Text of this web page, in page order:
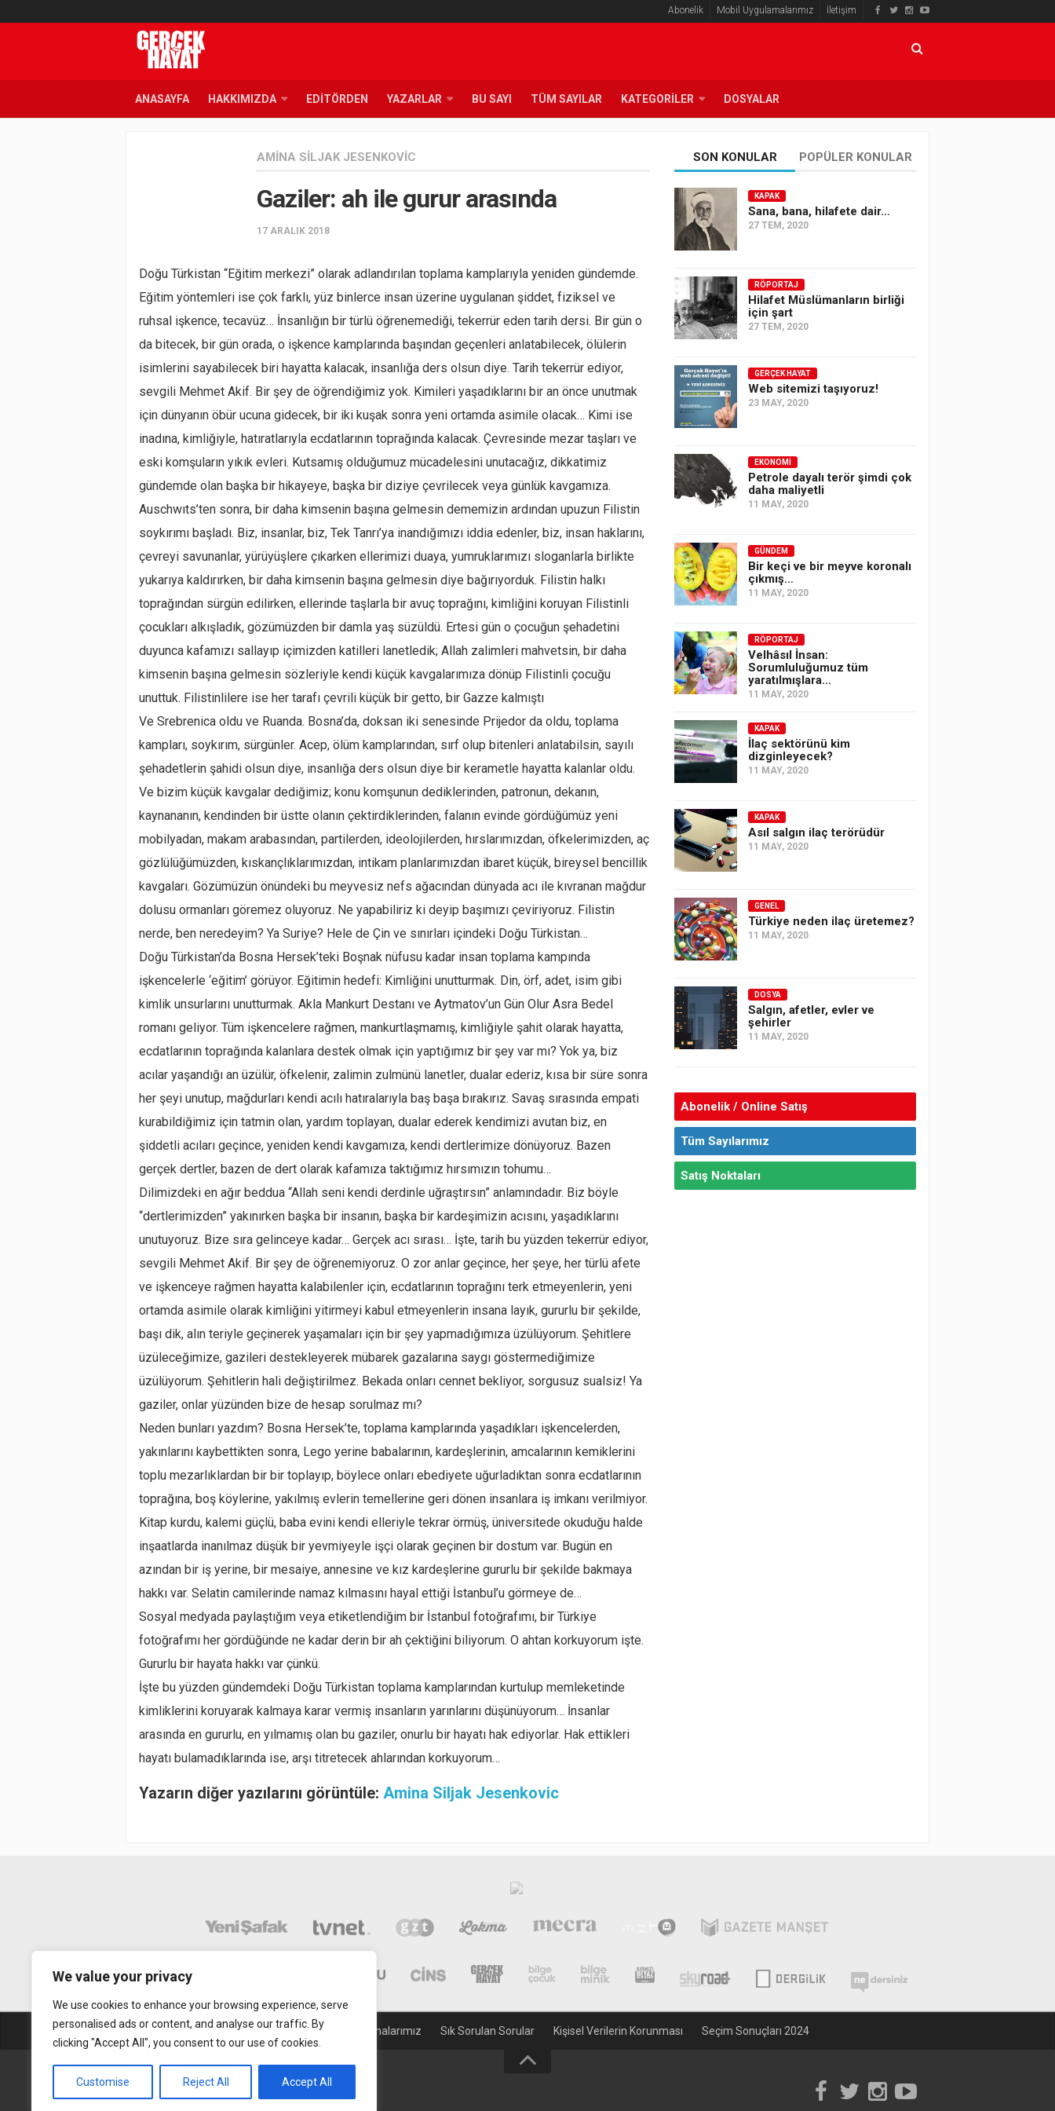
We value your privacy
We use cookies to enhance your browsing experience, serve
personalised ads or content, and analyse our traffic. By
clicking "Accept All", you consent to our use of cookies.
Customise Reject All Accept All
Abonelik Mobil Uygulamalarımız İletişim
ANASAYFA HAKKIMIZDA EDITÖRDEN YAZARLAR BU SAYI TÜM SAYILAR KATEGORILER DOSYALAR
AMINA SILJAK JESENKOVIC
Gaziler: ah ile gurur arasında
17 ARALIK 2018
Doğu Türkistan “Eğitim merkezi” olarak adlandırılan toplama kamplarıyla yeniden gündemde.
Eğitim yöntemleri ise çok farklı, yüz binlerce insan üzerine uygulanan şiddet, fiziksel ve
ruhsal işkence, tecavüz… İnsanlığın bir türlü öğrenemediği, tekerrür eden tarih dersi. Bir gün o
da bitecek, bir gün orada, o işkence kamplarında başından geçenleri anlatabilecek, ölülerin
isimlerini sayabilecek biri hayatta kalacak, insanlığa ders olsun diye. Tarih tekerrür ediyor,
sevgili Mehmet Akif. Bir şey de öğrendiğimiz yok. Kimileri yaşadıklarını bir an önce unutmak
için dünyanın öbür ucuna gidecek, bir iki kuşak sonra yeni ortamda asimile olacak… Kimi ise
inadına, kimliğiyle, hatıratlarıyla ecdatlarının toprağında kalacak. Çevresinde mezar taşları ve
eski komşuların yıkık evleri. Kutsamış olduğumuz mücadelesini unutacağız, dikkatimiz
gündemde olan başka bir hikayeye, başka bir diziye çevrilecek veya günlük kavgamıza.
Auschwıts’ten sonra, bir daha kimsenin başına gelmesin dememizin ardından upuzun Filistin
soykırımı başladı. Biz, insanlar, biz, Tek Tanrı’ya inandığımızı iddia edenler, biz, insan haklarını,
çevreyi savunanlar, yürüyüşlere çıkarken ellerimizi duaya, yumruklarımızı sloganlarla birlikte
yukarıya kaldırırken, bir daha kimsenin başına gelmesin diye bağırıyorduk. Filistin halkı
toprağından sürgün edilirken, ellerinde taşlarla bir avuç toprağını, kimliğini koruyan Filistinli
çocukları alkışladık, gözümüzden bir damla yaş süzüldü. Ertesi gün o çocuğun şehadetini
duyunca kafamızı sallayıp içimizden katilleri lanetledik; Allah zalimleri mahvetsin, bir daha
kimsenin başına gelmesin sözleriyle kendi küçük kavgalarımıza dönüp Filistinli çocuğu
unuttuk. Filistinlilere ise her tarafı çevrili küçük bir getto, bir Gazze kalmıştı
Ve Srebrenica oldu ve Ruanda. Bosna’da, doksan iki senesinde Prijedor da oldu, toplama
kampları, soykırım, sürgünler. Acep, ölüm kamplarından, sırf olup bitenleri anlatabilsin, sayılı
şehadetlerin şahidi olsun diye, insanlığa ders olsun diye bir kerametle hayatta kalanlar oldu.
Ve bizim küçük kavgalar dediğimiz; konu komşunun dediklerinden, patronun, dekanın,
kaynananın, kendinden bir üstte olanın çektirdiklerinden, falanın evinde gördüğümüz yeni
mobilyadan, makam arabasından, partilerden, ideolojilerden, hırslarımızdan, öfkelerimizden, aç
gözlülüğümüzden, kıskançlıklarımızdan, intikam planlarımızdan ibaret küçük, bireysel bencillik
kavgaları. Gözümüzün önündeki bu meyvesiz nefs ağacından dünyada acı ile kıvranan mağdur
dolusu ormanları göremez oluyoruz. Ne yapabiliriz ki deyip başımızı çeviriyoruz. Filistin
nerde, ben neredeyim? Ya Suriye? Hele de Çin ve sınırları içindeki Doğu Türkistan…
Doğu Türkistan’da Bosna Hersek’teki Boşnak nüfusu kadar insan toplama kampında
işkencelerle ‘eğitim’ görüyor. Eğitimin hedefi: Kimliğini unutturmak. Din, örf, adet, isim gibi
kimlik unsurlarını unutturmak. Akla Mankurt Destanı ve Aytmatov’un Gün Olur Asra Bedel
romanı geliyor. Tüm işkencelere rağmen, mankurtlaşmamış, kimliğiyle şahit olarak hayatta,
ecdatlarının toprağında kalanlara destek olmak için yaptığımız bir şey var mı? Yok ya, biz
acılar yaşandığı an üzülür, öfkelenir, zalimin zulmünü lanetler, dualar ederiz, kısa bir süre sonra
her şeyi unutup, mağdurları kendi acılı hatıralarıyla baş başa bırakırız. Savaş sırasında empati
kurabildiğimiz için tatmin olan, yardım toplayan, dualar ederek kendimizi avutan biz, en
şiddetli acıları geçince, yeniden kendi kavgamıza, kendi dertlerimize dönüyoruz. Bazen
gerçek dertler, bazen de dert olarak kafamıza taktığımız hırsımızın tohumu…
Dilimizdeki en ağır beddua “Allah seni kendi derdinle uğraştırsın” anlamındadır. Biz böyle
“dertlerimizden” yakınırken başka bir insanın, başka bir kardeşimizin acısını, yaşadıklarını
unutuyoruz. Bize sıra gelinceye kadar… Gerçek acı sırası… İşte, tarih bu yüzden tekerrür ediyor,
sevgili Mehmet Akif. Bir şey de öğrenemiyoruz. O zor anlar geçince, her şeye, her türlü afete
ve işkenceye rağmen hayatta kalabilenler için, ecdatlarının toprağını terk etmeyenlerin, yeni
ortamda asimile olarak kimliğini yitirmeyi kabul etmeyenlerin insana layık, gururlu bir şekilde,
başı dik, alın teriyle geçinerek yaşamaları için bir şey yapmadığımıza üzülüyorum. Şehitlere
üzüleceğimize, gazileri destekleyerek mübarek gazalarına saygı göstermediğimize
üzülüyorum. Şehitlerin hali değiştirilmez. Bekada onları cennet bekliyor, sorgusuz sualsiz! Ya
gaziler, onlar yüzünden bize de hesap sorulmaz mı?
Neden bunları yazdım? Bosna Hersek’te, toplama kamplarında yaşadıkları işkencelerden,
yakınlarını kaybettikten sonra, Lego yerine babalarının, kardeşlerinin, amcalarının kemiklerini
toplu mezarlıklardan bir bir toplayıp, böylece onları ebediyete uğurladıktan sonra ecdatlarının
toprağına, boş köylerine, yakılmış evlerin temellerine geri dönen insanlara iş imkanı verilmiyor.
Kitap kurdu, kalemi güçlü, baba evini kendi elleriyle tekrar örmüş, üniversitede okuduğu halde
inşaatlarda inanılmaz düşük bir yevmiyeyle işçi olarak geçinen bir dostum var. Bugün en
azından bir iş yerine, bir mesaiye, annesine ve kız kardeşlerine gururlu bir şekilde bakmaya
hakkı var. Selatin camilerinde namaz kılmasını hayal ettiği İstanbul’u görmeye de…
Sosyal medyada paylaştığım veya etiketlendiğim bir İstanbul fotoğrafımı, bir Türkiye
fotoğrafımı her gördüğünde ne kadar derin bir ah çektiğini biliyorum. O ahtan korkuyorum işte.
Gururlu bir hayata hakkı var çünkü.
İşte bu yüzden gündemdeki Doğu Türkistan toplama kamplarından kurtulup memleketinde
kimliklerini koruyarak kalmaya karar vermiş insanların yarınlarını düşünüyorum… İnsanlar
arasında en gururlu, en yılmamış olan bu gaziler, onurlu bir hayatı hak ediyorlar. Hak ettikleri
hayatı bulamadıklarında ise, arşı titretecek ahlarından korkuyorum…
Yazarın diğer yazılarını görüntüle: Amina Siljak Jesenkovic
SON KONULAR POPÜLER KONULAR
KAPAK
Sana, bana, hilafete dair…
27 TEM, 2020
RÖPORTAJ
Hilafet Müslümanların birliği
için şart
27 TEM, 2020
GERÇEK HAYAT
Web sitemizi taşıyoruz!
23 MAY, 2020
EKONOMI
Petrole dayalı terör şimdi çok
daha maliyetli
11 MAY, 2020
GÜNDEM
Bir keçi ve bir meyve koronalı
çıkmış…
11 MAY, 2020
RÖPORTAJ
Velhâsıl İnsan:
Sorumluluğumuz tüm
yaratılmışlara…
11 MAY, 2020
KAPAK
İlaç sektörünü kim
dizginleyecek?
11 MAY, 2020
KAPAK
Asıl salgın ilaç terörüdür
11 MAY, 2020
GENEL
Türkiye neden ilaç üretemez?
11 MAY, 2020
DOSYA
Salgın, afetler, evler ve
şehirler
11 MAY, 2020
Abonelik / Online Satış
Tüm Sayılarımız
Satış Noktaları
Abonelik Mobil Uygulamalarımız Sık Sorulan Sorular Kişisel Verilerin Korunması Seçim Sonuçları 2024
Gerçek Hayat © 2015. Her hakkı sakldır.